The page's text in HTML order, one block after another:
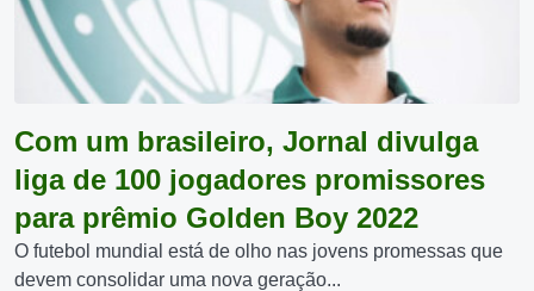
Com um brasileiro, Jornal divulga
liga de 100 jogadores promissores
para prêmio Golden Boy 2022
O futebol mundial está de olho nas jovens promessas que
devem consolidar uma nova geração...